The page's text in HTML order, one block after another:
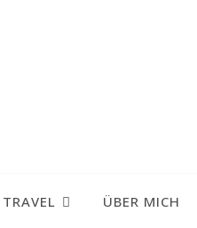
TRAVEL ÜBER MICH